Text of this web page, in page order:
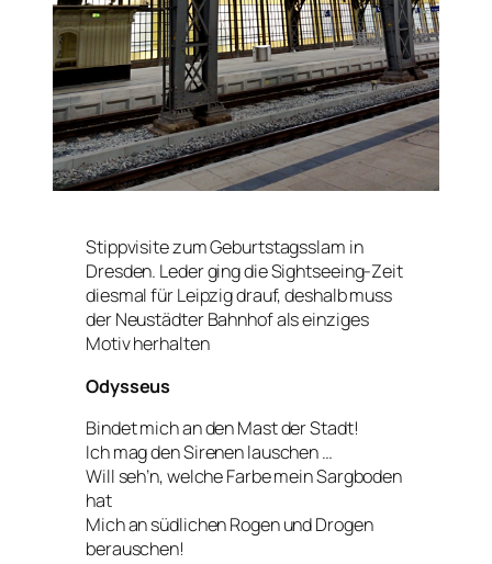
Stippvisite zum Geburtstagsslam in
Dresden. Leder ging die Sightseeing-Zeit
diesmal für Leipzig drauf, deshalb muss
der Neustädter Bahnhof als einziges
Motiv herhalten
Odysseus
Bindet mich an den Mast der Stadt!
Ich mag den Sirenen lauschen …
Will seh’n, welche Farbe mein Sargboden
hat
Mich an südlichen Rogen und Drogen
berauschen!